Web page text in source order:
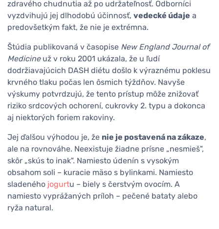
zdravého chudnutia až po udržateľnosť. Odborníci
vyzdvihujú jej dlhodobú účinnosť, vedecké údaje a
predovšetkým fakt, že nie je extrémna.
Štúdia publikovaná v časopise New England Journal of
Medicineuž v roku 2001 ukázala, že u ľudí
dodržiavajúcich DASH diétu došlo k výraznému poklesu
krvného tlaku počas len ôsmich týždňov. Navyše
výskumy potvrdzujú, že tento prístup môže znižovať
riziko srdcových ochorení, cukrovky 2. typu a dokonca
aj niektorých foriem rakoviny.
Jej ďalšou výhodou je, že nie je postavená na zákaze,
ale na rovnováhe. Neexistuje žiadne prísne „nesmieš",
skôr „skús to inak". Namiesto údenín s vysokým
obsahom soli – kuracie mäso s bylinkami. Namiesto
sladeného jogurtu – biely s čerstvým ovocím. A
namiesto vyprážaných príloh – pečené bataty alebo
ryža natural.